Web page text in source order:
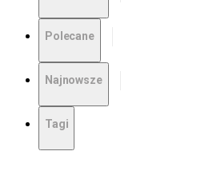
Polecane
Najnowsze
Tagi